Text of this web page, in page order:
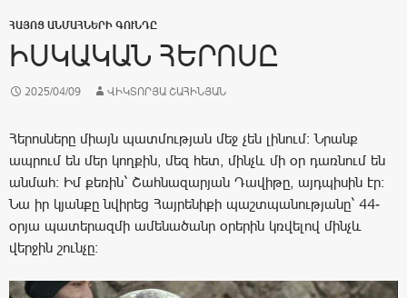
ՀԱՅՈՑ ԱՆՄԱՀՆԵՐԻ ԳՈՒՆԴԸ
ԻՍԿԱԿԱՆ ՀԵՐՈՍԸ
2025/04/09 ՎԻԿՏՈՐՅԱ ՇԱՀԻՆՅԱՆ
Հերոսները միայն պատմության մեջ չեն լինում: Նրանք
ապրում են մեր կողքին, մեզ հետ, մինչև մի օր դառնում են
անմահ: Իմ քեռին` Շահնազարյան Դավիթը, այդպիսին էր:
Նա իր կյանքը նվիրեց Հայրենիքի պաշտպանությանը` 44-
օրյա պատերազմի ամենածանր օրերին կռվելով մինչև
վերջին շունչը: